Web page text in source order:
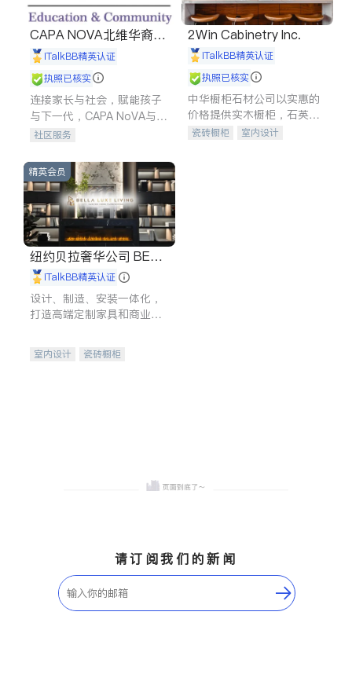
CAPA NOVA北维华裔家
长会iTalkBB精英认证
执照已核实
连接家长与社会，赋能孩子
与下一代，CAPA NoVA与您
携手建设包容、公平、充满
社区服务
2Win Cabinetry Inc.
iTalkBB精英认证
执照已核实
中华橱柜石材公司以实惠的
价格提供实木橱柜，石英石
台面，多种优质不锈钢水
瓷砖橱柜
室内设计
精英会员
纽约贝拉奢华公司 BELL
A LUXE
iTalkBB精英认证
设计、制造、安装一体化，
打造高端定制家具和商业空
室内设计
瓷砖橱柜
请订阅我们的新闻